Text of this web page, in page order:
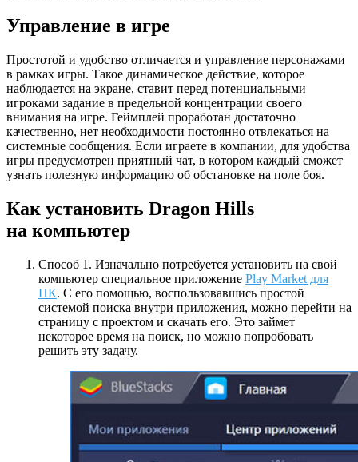
Управление в игре
Простотой и удобство отличается и управление персонажами
в рамках игры. Такое динамическое действие, которое
наблюдается на экране, ставит перед потенциальными
игроками задание в предельной концентрации своего
внимания на игре. Геймплей проработан достаточно
качественно, нет необходимости постоянно отвлекаться на
системные сообщения. Если играете в компании, для удобства
игры предусмотрен приятный чат, в котором каждый сможет
узнать полезную информацию об обстановке на поле боя.
Как установить Dragon Hills
на компьютер
Способ 1. Изначально потребуется установить на свой
компьютер специальное приложение Play Market для
ПК. С его помощью, воспользовавшись простой
системой поиска внутри приложения, можно перейти на
страницу с проектом и скачать его. Это займет
некоторое время на поиск, но можно попробовать
решить эту задачу.